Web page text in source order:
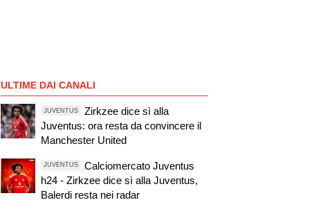
ULTIME DAI CANALI
JUVENTUS
Zirkzee dice sì alla
Juventus: ora resta da convincere il
Manchester United
JUVENTUS
Calciomercato Juventus
h24 - Zirkzee dice sì alla Juventus,
Balerdi resta nei radar